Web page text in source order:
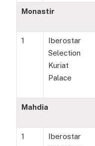
Monastir
1
Iberostar
Selection
Kuriat
Palace
Mahdia
1
Iberostar